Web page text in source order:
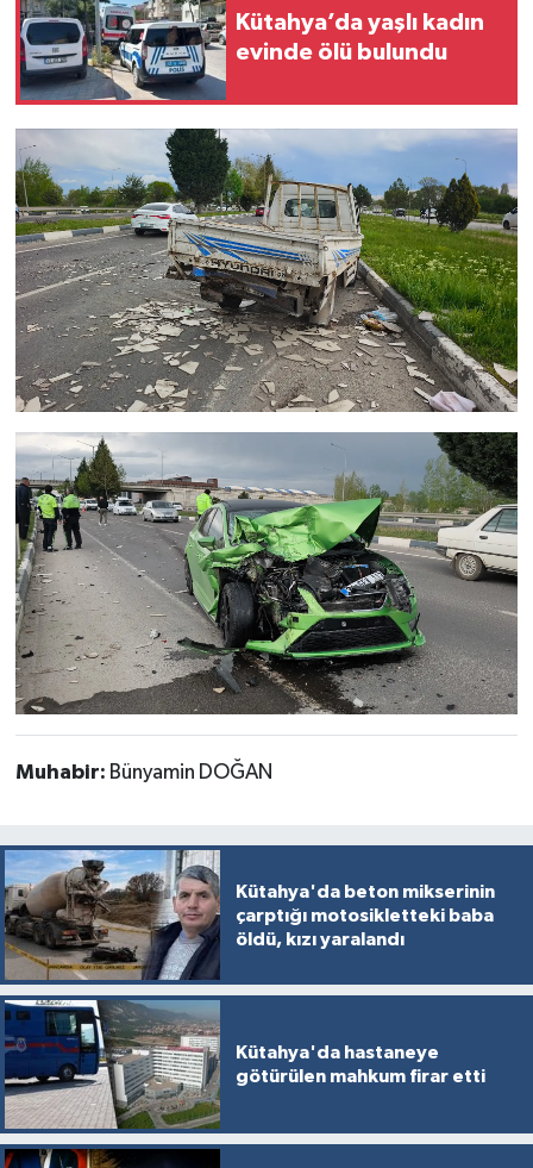
Kütahya’da yaşlı kadın
evinde ölü bulundu
Muhabir: Bünyamin DOĞAN
Kütahya'da beton mikserinin
çarptığı motosikletteki baba
öldü, kızı yaralandı
Kütahya'da hastaneye
götürülen mahkum firar etti